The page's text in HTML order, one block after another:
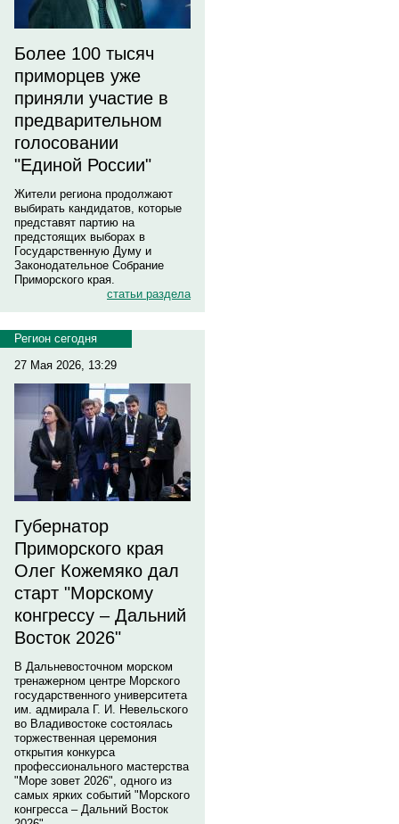
Более 100 тысяч
приморцев уже
приняли участие в
предварительном
голосовании
"Единой России"
Жители региона продолжают
выбирать кандидатов, которые
представят партию на
предстоящих выборах в
Государственную Думу и
Законодательное Собрание
Приморского края.
статьи раздела
Регион сегодня
27 Мая 2026, 13:29
Губернатор
Приморского края
Олег Кожемяко дал
старт "Морскому
конгрессу – Дальний
Восток 2026"
В Дальневосточном морском
тренажерном центре Морского
государственного университета
им. адмирала Г. И. Невельского
во Владивостоке состоялась
торжественная церемония
открытия конкурса
профессионального мастерства
"Море зовет 2026", одного из
самых ярких событий "Морского
конгресса – Дальний Восток